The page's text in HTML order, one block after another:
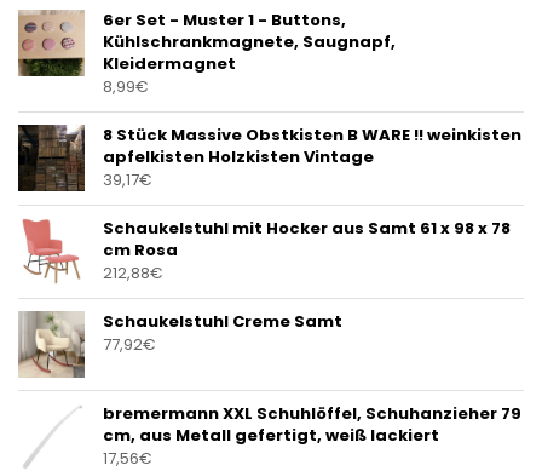
6er Set - Muster 1 - Buttons,
Kühlschrankmagnete, Saugnapf,
Kleidermagnet
8,99€
8 Stück Massive Obstkisten B WARE !! weinkisten
apfelkisten Holzkisten Vintage
39,17€
Schaukelstuhl mit Hocker aus Samt 61 x 98 x 78
cm Rosa
212,88€
Schaukelstuhl Creme Samt
77,92€
bremermann XXL Schuhlöffel, Schuhanzieher 79
cm, aus Metall gefertigt, weiß lackiert
17,56€